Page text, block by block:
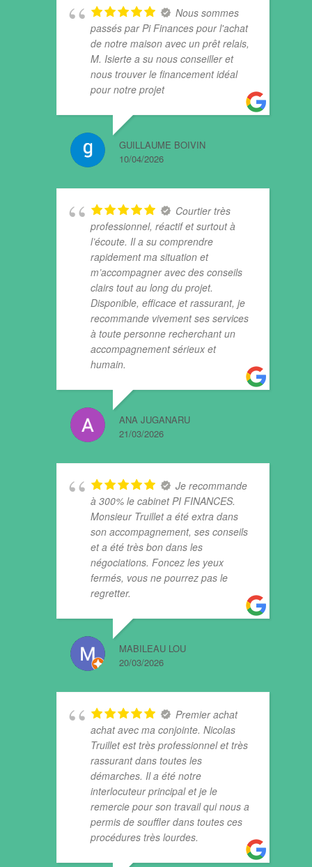
Nous sommes
passés par Pi Finances pour l'achat
de notre maison avec un prêt relais,
M. Isierte a su nous conseiller et
nous trouver le financement idéal
pour notre projet
GUILLAUME BOIVIN
10/04/2026
Courtier très
professionnel, réactif et surtout à
l’écoute. Il a su comprendre
rapidement ma situation et
m’accompagner avec des conseils
clairs tout au long du projet.
Disponible, efficace et rassurant, je
recommande vivement ses services
à toute personne recherchant un
accompagnement sérieux et
humain.
ANA JUGANARU
21/03/2026
Je recommande
à 300% le cabinet PI FINANCES.
Monsieur Truillet a été extra dans
son accompagnement, ses conseils
et a été très bon dans les
négociations. Foncez les yeux
fermés, vous ne pourrez pas le
regretter.
MABILEAU LOU
20/03/2026
Premier achat
achat avec ma conjointe. Nicolas
Truillet est très professionnel et très
rassurant dans toutes les
démarches. Il a été notre
interlocuteur principal et je le
remercie pour son travail qui nous a
permis de souffler dans toutes ces
procédures très lourdes.